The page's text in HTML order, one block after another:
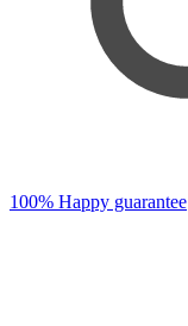
100% Happy guarantee